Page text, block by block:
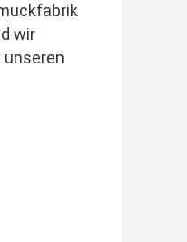
wir
unseren